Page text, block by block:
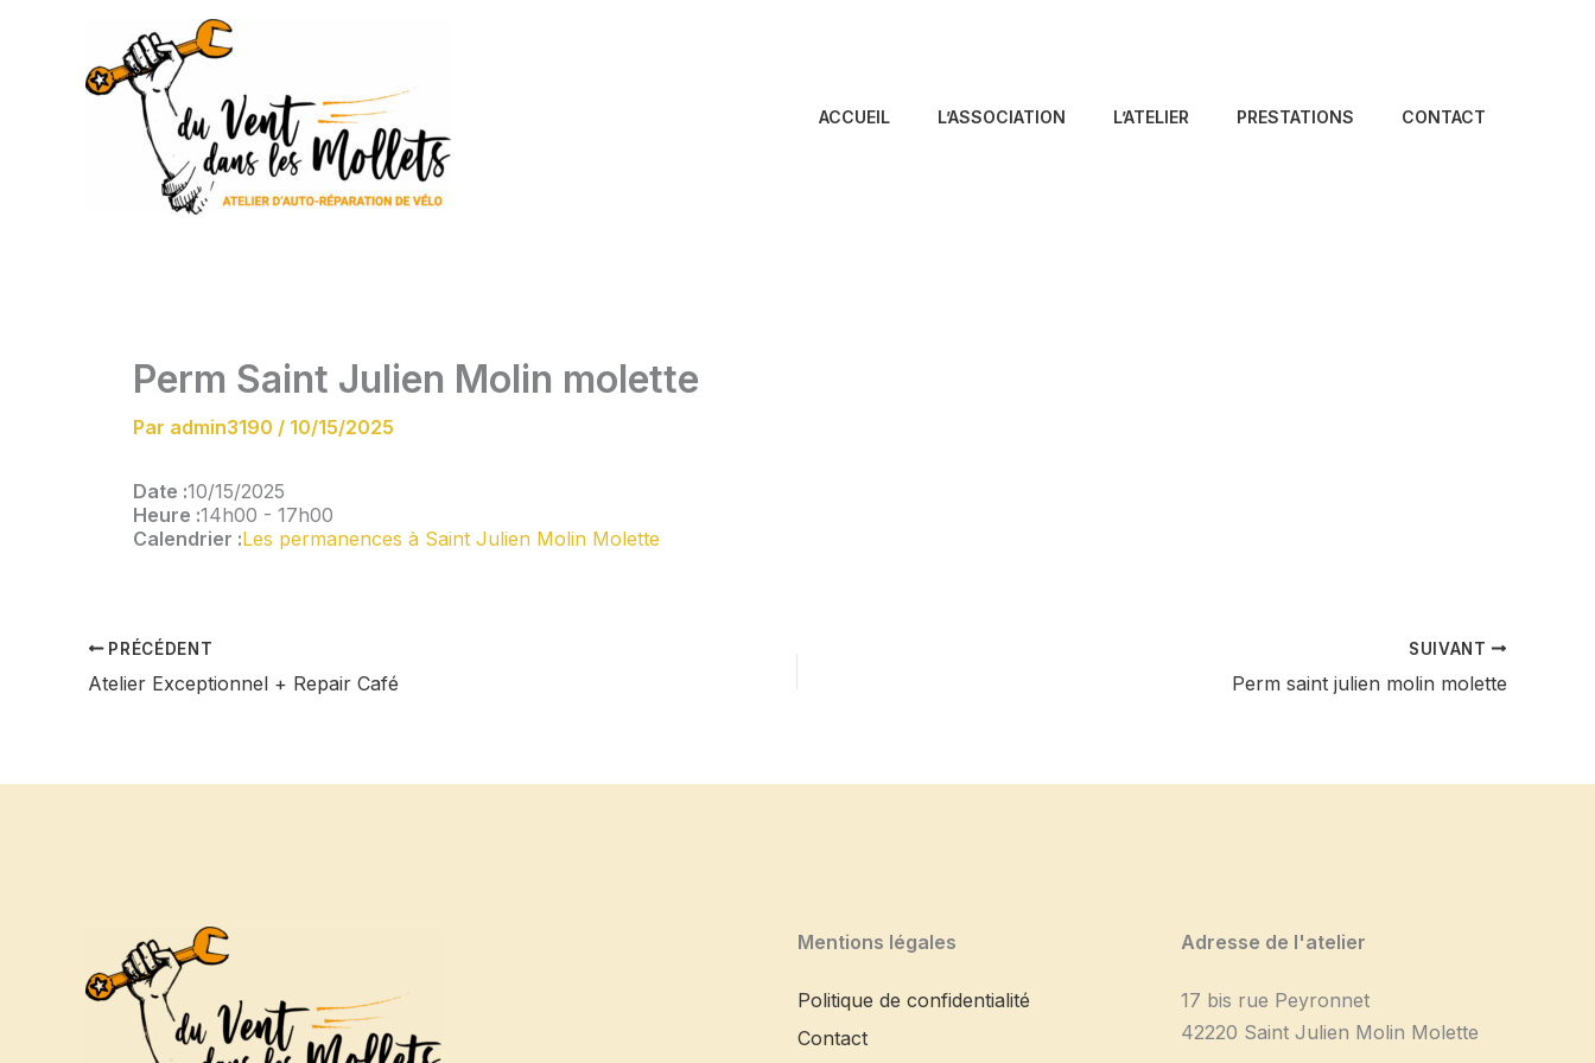
ACCUEIL L’ASSOCIATION L’ATELIER PRESTATIONS CONTACT
Perm Saint Julien Molin molette
Par admin3190 / 10/15/2025
Date :10/15/2025
Heure :14h00 - 17h00
Calendrier :Les permanences à Saint Julien Molin Molette
PRÉCÉDENT
Atelier Exceptionnel + Repair Café
SUIVANT
Perm saint julien molin molette
Mentions légales
Politique de confidentialité
Contact
Adresse de l'atelier
17 bis rue Peyronnet
42220 Saint Julien Molin Molette